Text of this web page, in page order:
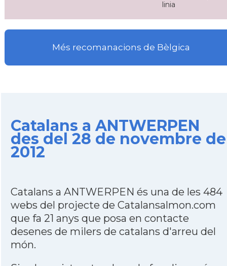
linia
Més recomanacions de Bèlgica
Catalans a ANTWERPEN
des del 28 de novembre
2012
Catalans a ANTWERPEN és una de les 484
webs del projecte de Catalansalmon.com
que fa 21 anys que posa en contacte
desenes de milers de catalans d'arreu del
món.